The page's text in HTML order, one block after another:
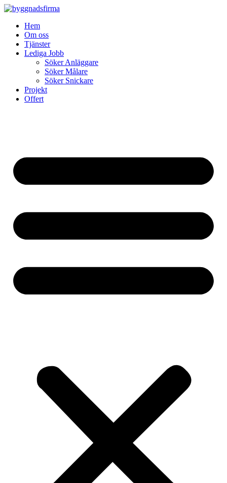
Skip
contentHem
Om oss
Tjänster
Lediga Jobb
Söker Anläggare
Söker Målare
Söker Snickare
Projekt
Offert